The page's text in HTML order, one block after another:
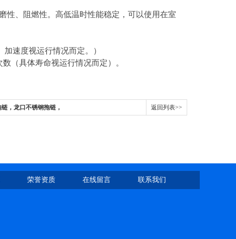
性、阻燃性。高低温时性能稳定，可以使用在室
加速度视运行情况而定。）
（具体寿命视运行情况而定）。
，龙口不锈钢拖链， 返回列表>>
荣誉资质 在线留言 联系我们